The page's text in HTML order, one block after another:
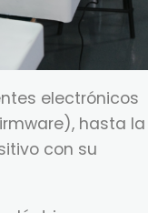
electrónicos
hasta la
con su